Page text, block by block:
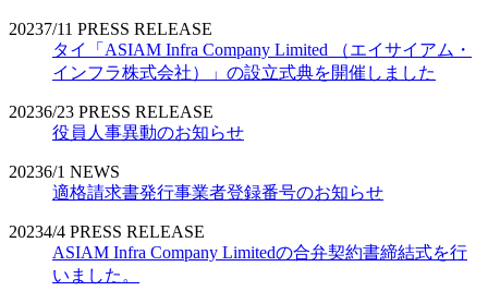
20237/11 PRESS RELEASE
タイ「ASIAM Infra Company Limited （エイサイアム・
インフラ株式会社）」の設立式典を開催しました
20236/23 PRESS RELEASE
役員人事異動のお知らせ
20236/1 NEWS
適格請求書発行事業者登録番号のお知らせ
20234/4 PRESS RELEASE
ASIAM Infra Company Limitedの合弁契約書締結式を行
いました。